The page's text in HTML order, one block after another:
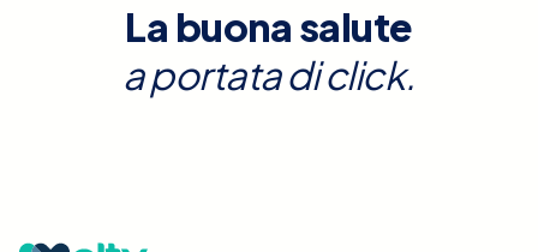
La buona salute
a portata di click.